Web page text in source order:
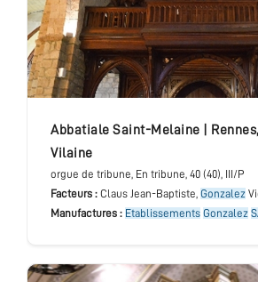
abbatiale Saint-Melaine Rennes,
Vilaine
orgue de tribune, En tribune, 40 (40), III/P
Facteurs : Claus Jean-Baptiste, Gonzalez
Manufactures : Etablissements Gonzalez